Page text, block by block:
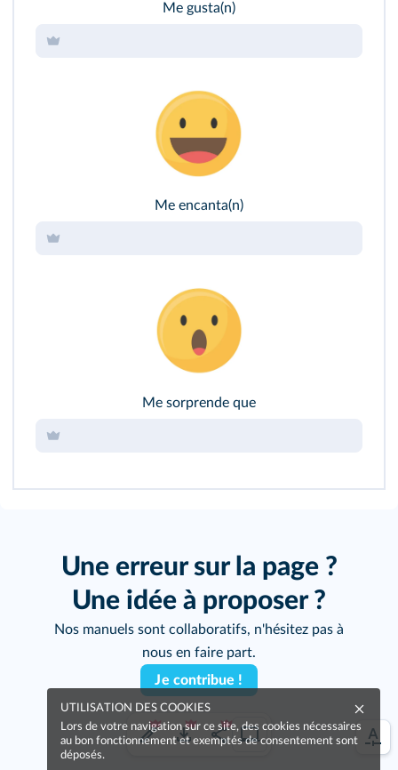
Me gusta(n)
Me encanta(n)
Me sorprende que
Une erreur sur la page ?
Une idée à proposer ?
Nos manuels sont collaboratifs, n'hésitez pas à
nous en faire part.
Je contribue !
UTILISATION DES COOKIES
Lors de votre navigation sur ce site, des cookies nécessaires
au bon fonctionnement et exemptés de consentement sont
déposés.